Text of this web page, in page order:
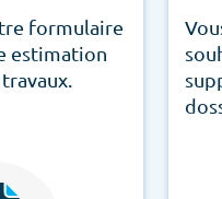
formulaire
estimation